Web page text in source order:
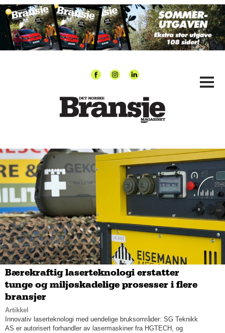
Bærekraftig laserteknologi erstatter
tunge og miljøskadelige prosesser i flere
bransjer
Artikkel
Innovativ laserteknologi med uendelige bruksområder: SG Teknikk
AS er autorisert forhandler av lasermaskiner fra HGTECH, og